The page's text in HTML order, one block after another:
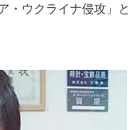
・ウクライナ侵攻」と